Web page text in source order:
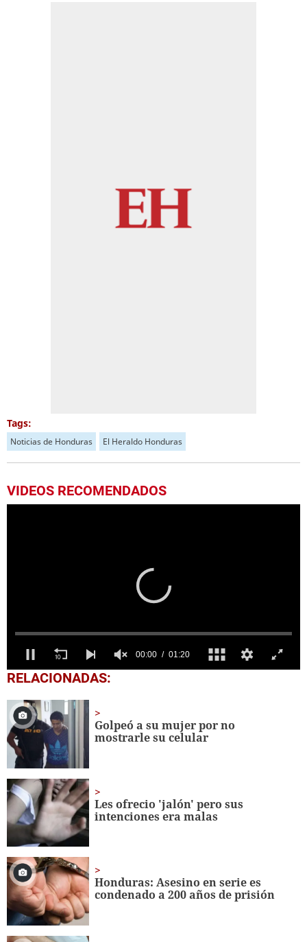
Tags:
Noticias de Honduras El Heraldo Honduras
VIDEOS RECOMENDADOS
0
seconds
1
minute,
20
seconds
RELACIONADAS:
Golpeó a su mujer por no
mostrarle su celular
Les ofrecio 'jalón' pero sus
intenciones era malas
Honduras: Asesino en serie es
condenado a 200 años de prisión